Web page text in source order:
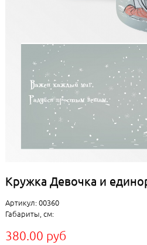
Кружка Девочка и
Артикул: 00360
Габариты, см:
380.00 руб